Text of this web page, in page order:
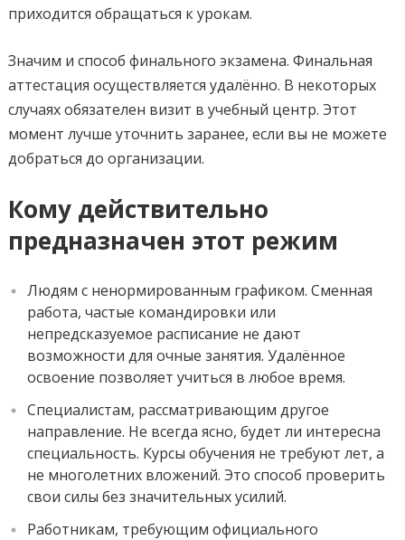
приходится обращаться к урокам.
Значим и способ финального экзамена. Финальная
аттестация осуществляется удалённо. В некоторых
случаях обязателен визит в учебный центр. Этот
момент лучше уточнить заранее, если вы не можете
добраться до организации.
Кому действительно
предназначен этот режим
Людям с ненормированным графиком. Сменная
работа, частые командировки или
непредсказуемое расписание не дают
возможности для очные занятия. Удалённое
освоение позволяет учиться в любое время.
Специалистам, рассматривающим другое
направление. Не всегда ясно, будет ли интересна
специальность. Курсы обучения не требуют лет, а
не многолетних вложений. Это способ проверить
свои силы без значительных усилий.
Работникам, требующим официального